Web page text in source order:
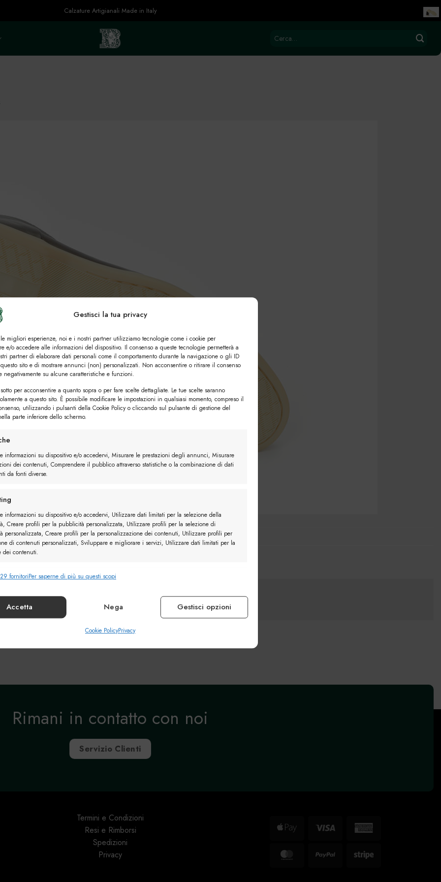
Gestisci la tua privacy
migliori esperienze, noi e i nostri partner utilizziamo tecnologie come i cookie per
e/o accedere alle informazioni del dispositivo. Il consenso a queste tecnologie permetterà a
partner di elaborare dati personali come il comportamento durante la navigazione o gli ID
sito e di mostrare annunci (non) personalizzati. Non acconsentire o ritirare il consenso
negativamente su alcune caratteristiche e funzioni.
per acconsentire a quanto sopra o per fare scelte dettagliate. Le tue scelte saranno
a questo sito. È possibile modificare le impostazioni in qualsiasi momento, compreso il
utilizzando i pulsanti della Cookie Policy o cliccando sul pulsante di gestione del
parte inferiore dello schermo.
informazioni su dispositivo e/o accedervi, Misurare le prestazioni degli annunci, Misurare
dei contenuti, Comprendere il pubblico attraverso statistiche o la combinazione di dati
da fonti diverse.
informazioni su dispositivo e/o accedervi, Utilizzare dati limitati per la selezione della
Creare profili per la pubblicità personalizzata, Utilizzare profili per la selezione di
personalizzata, Creare profili per la personalizzazione dei contenuti, Utilizzare profili per
di contenuti personalizzati, Sviluppare e migliorare i servizi, Utilizzare dati limitati per la
dei contenuti.
Identificare i dispositivi in base alle informazioni trasmesse automaticamente.
la sicurezza, prevenire e rilevare frodi, correggere
fornitoriPer saperne di più su questi scopi
Accetta Nega Gestisci opzioni
Cookie PolicyPrivacy
Calzature Artigianali Made in Italy
Cerca:
Rimani in contatto con noi
Servizio Clienti
Termini e Condizioni
Resi e Rimborsi
Spedizioni
Privacy
Apple
Visa
American
MasterCard
Stripe